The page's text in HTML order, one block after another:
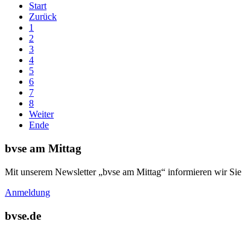
Start
Zurück
1
2
3
4
5
6
7
8
Weiter
Ende
bvse am Mittag
Mit unserem Newsletter „bvse am Mittag“ informieren wir
Anmeldung
bvse.de